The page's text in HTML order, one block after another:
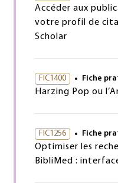
Accéder aux
votre profil de
Scholar
FIC1400 Fiche
Harzing Pop ou
FIC1256 Fiche
Optimiser les
BibliMed :